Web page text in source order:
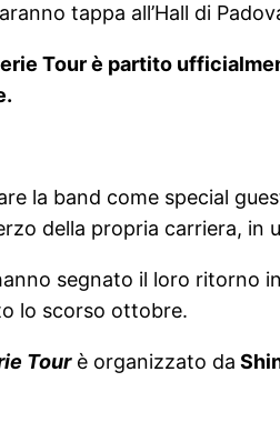
tappa all’Hall di
Tour è partito
la band come special
della propria carriera, in
segnato il loro ritorno
lo scorso ottobre.
Tourè organizzato da